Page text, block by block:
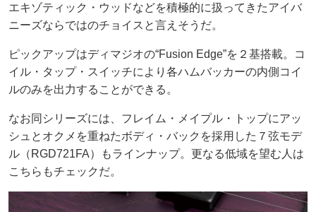
エキゾティック・ウッドなどを積極的に扱ってきたアイバ
ニーズならではのチョイスと言えそうだ。
ピックアップはディマジオの“Fusion Edge”を２基搭載。コ
イル・タップ・スイッチにより各ハムバッカーの内側コイ
ルのみを出力することができる。
なお同シリーズには、フレイム・メイプル・トップにアッ
シュとオクメを重ねたボディ・バックを採用した７弦モデ
ル（RGD721FA）もラインナップ。更なる低域を望む人は
こちらもチェックだ。